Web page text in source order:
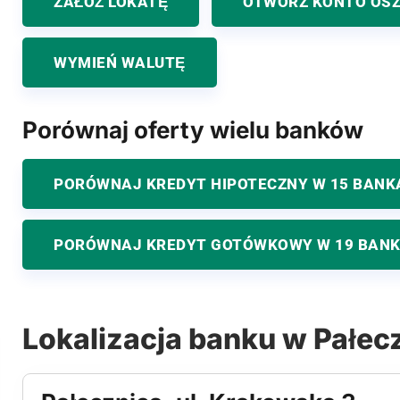
WYMIEŃ WALUTĘ
Porównaj oferty wielu banków
PORÓWNAJ KREDYT HIPOTECZNY W 15
PORÓWNAJ KREDYT GOTÓWKOWY W 19
Lokalizacja banku w